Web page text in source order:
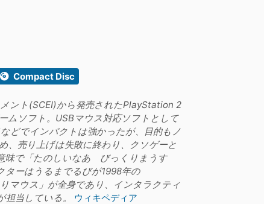
Compact Disc
ント(SCEI)から発売されたPlayStation 2
ムソフト。USBマウス対応ソフトとして
どでインパクトは強かったが、目的もノ
、売り上げは失敗に終わり、クソゲーと
味で「たのしいなあ びっくりまうす
ターはうるまでるびが1998年の
マウス」が全身であり、インタラクティ
当している。
ウィキペディア